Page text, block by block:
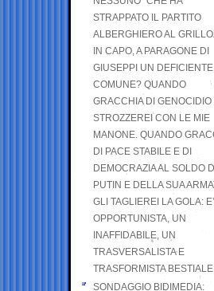
STRAPPATO IL PARTITO
ALBERGHIERO AL
IN CAPO, A PARAGONE DI
GIUSEPPI UN DEFICIENTE
COMUNE? QUANDO
GRACCHIA DI GENOCIDIO
STROZZEREI CON LE MIE
MANONE. QUANDO
DI PACE STABILE E DI
DEMOCRAZIA AL SOLDO DI
PUTIN E DELLA SUA
GLI TAGLIEREI LA GOLA:
OPPORTUNISTA, UN
INAFFIDABILE, UN
TRASVERSALISTA E
TRASFORMISTA
SONDAGGIO BIDIMEDIA: